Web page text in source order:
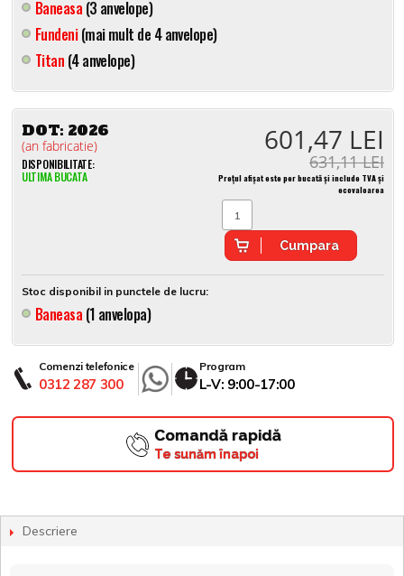
Baneasa (3 anvelope)
Fundeni(mai mult de 4 anvelope)
Titan (4 anvelope)
DOT: 2026
(an fabricatie)
DISPONIBILITATE:
ULTIMA BUCATA
601,47 LEI
631,11 LEI
Prețul afișat este per bucată și include TVA și
ecovaloarea
Cumpara
Stoc disponibil in punctele de lucru:
Baneasa (1 anvelopa)
Comenzi telefonice
0312 287 300
Program
L-V: 9:00-17:00
Comandă rapidă
Te sunăm înapoi
Descriere